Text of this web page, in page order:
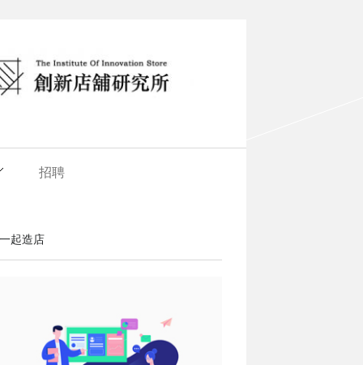
招聘
起造店